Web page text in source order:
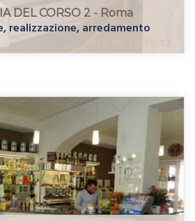
DEL CORSO 2 - Roma
realizzazione, arredamento